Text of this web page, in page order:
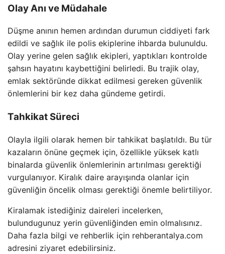
Olay Anı ve Müdahale
Düşme anının hemen ardından durumun ciddiyeti fark
edildi ve sağlık ile polis ekiplerine ihbarda bulunuldu.
Olay yerine gelen sağlık ekipleri, yaptıkları kontrolde
şahsın hayatını kaybettiğini belirledi. Bu trajik olay,
emlak sektöründe dikkat edilmesi gereken güvenlik
önlemlerini bir kez daha gündeme getirdi.
Tahkikat Süreci
Olayla ilgili olarak hemen bir tahkikat başlatıldı. Bu tür
kazaların önüne geçmek için, özellikle yüksek katlı
binalarda güvenlik önlemlerinin artırılması gerektiği
vurgulanıyor. Kiralık daire arayışında olanlar için
güvenliğin öncelik olması gerektiği önemle belirtiliyor.
Kiralamak istediğiniz daireleri incelerken,
bulundugunuz yerin güvenliğinden emin olmalısınız.
Daha fazla bilgi ve rehberlik için rehberantalya.com
adresini ziyaret edebilirsiniz.